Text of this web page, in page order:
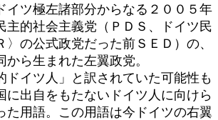
イツ極左諸部分からなる２００５年
主的社会主義党（ＰＤＳ、ドイツ民
〉の公式政党だった前ＳＥＤ）の、
から生まれた左翼政党。
ドイツ人」と訳されていた可能性も
に出自をもたないドイツ人に向けら
た用語。この用語は今ドイツの右翼